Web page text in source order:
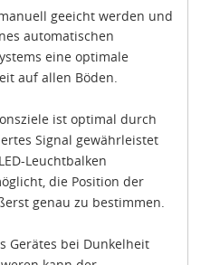
geeicht werden und
automatischen
eine optimale
auf allen Böden.
ist optimal durch
Signal gewährleistet
Leuchtbalken
die Position der
genau zu bestimmen.
Gerätes bei Dunkelheit